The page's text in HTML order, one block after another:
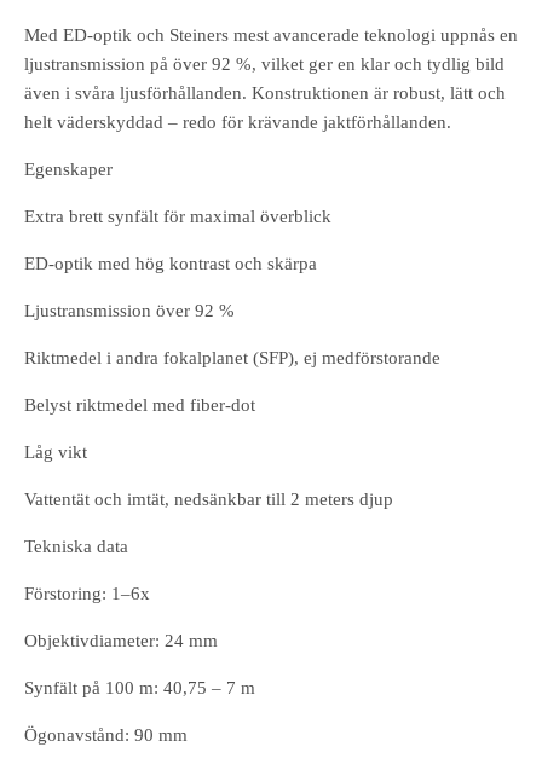
Med ED-optik och Steiners mest avancerade teknologi uppnås en
ljustransmission på över 92 %, vilket ger en klar och tydlig bild
även i svåra ljusförhållanden. Konstruktionen är robust, lätt och
helt väderskyddad – redo för krävande jaktförhållanden.
Egenskaper
Extra brett synfält för maximal överblick
ED-optik med hög kontrast och skärpa
Ljustransmission över 92 %
Riktmedel i andra fokalplanet (SFP), ej medförstorande
Belyst riktmedel med fiber-dot
Låg vikt
Vattentät och imtät, nedsänkbar till 2 meters djup
Tekniska data
Förstoring: 1–6x
Objektivdiameter: 24 mm
Synfält på 100 m: 40,75 – 7 m
Ögonavstånd: 90 mm